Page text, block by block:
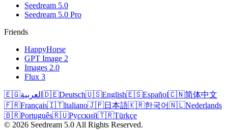
Seedream 5.0
Seedream 5.0 Pro
Friends
HappyHorse
GPT Image 2
Images 2.0
Flux 3
🇪🇬العربية 🇩🇪Deutsch🇺🇸English🇪🇸Español🇨🇳简体中文
🇫🇷Français🇮🇹Italiano🇯🇵日本語🇰🇷한국어🇳🇱Nederlands
🇧🇷Português🇷🇺Русский🇹🇷Türkçe
© 2026 Seedream 5.0 All Rights Reserved.